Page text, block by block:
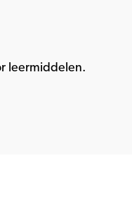
leermiddelen.